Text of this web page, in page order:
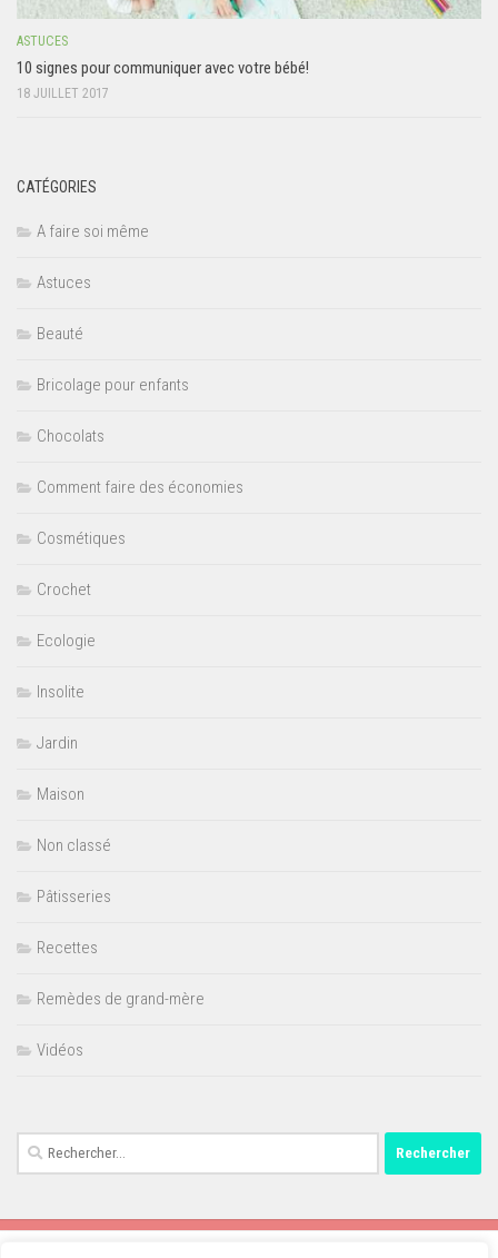
ASTUCES
10 signes pour communiquer avec votre bébé!
18 JUILLET 2017
CATÉGORIES
A faire soi même
Astuces
Beauté
Bricolage pour enfants
Chocolats
Comment faire des économies
Cosmétiques
Crochet
Ecologie
Insolite
Jardin
Maison
Non classé
Pâtisseries
Recettes
Remèdes de grand-mère
Vidéos
Rechercher :